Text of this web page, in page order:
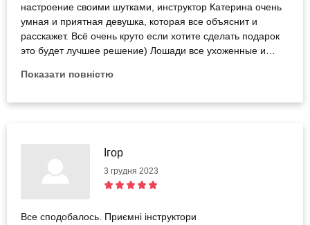
настроение своими шутками, инструктор Катерина очень
умная и приятная девушка, которая все объяснит и
расскажет. Всё очень круто если хотите сделать подарок
это будет лучшее решение) Лошади все ухоженные и
Показати повністю
Ігор
3 грудня 2023
Все сподобалось. Приємні інструктори